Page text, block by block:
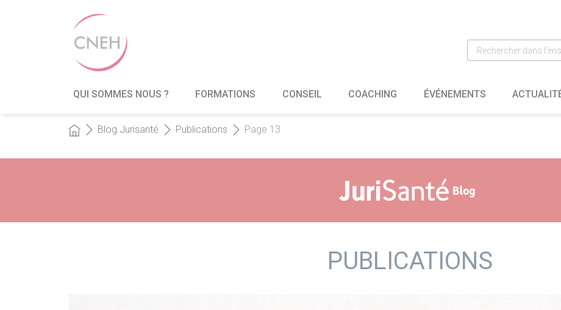
QUI SOMMES NOUS ? FORMATIONS CONSEIL COACHING ÉVÉNEMENTS
Blog Jurisanté Publications Page 13
PUBLICATIONS